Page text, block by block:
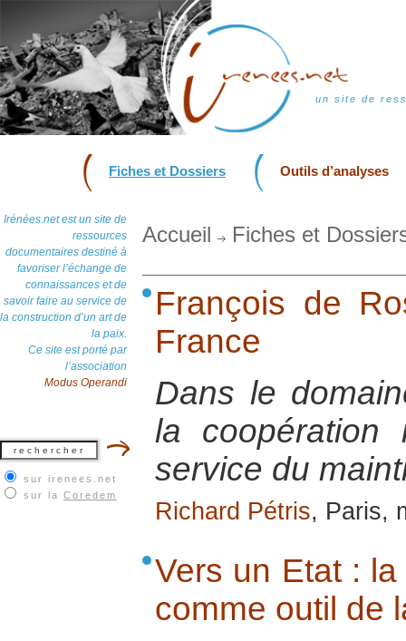
un site de
Fiches et Dossiers Outils d’analyses
Irénées.net est un site de
ressources
documentaires destiné à
favoriser l’échange de
connaissances et de
savoir faire au service de
la construction d’un art de
la paix.
Ce site est porté par
l’association
Modus Operandi
sur irenees.net
sur la Coredem
Accueil Fiches et
François de
France
Dans le
la coopération
service du
Richard Pétris, Paris,
Vers un Etat :
comme outil de